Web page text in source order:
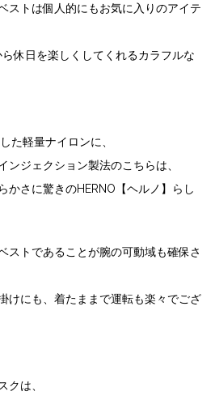
ストは個人的にもお気に入りのアイテ
休日を楽しくしてくれるカラフルな
た軽量ナイロンに、
ンジェクション製法のこちらは、
かさに驚きのHERNO【ヘルノ】らし
ストであることが腕の可動域も確保さ
けにも、着たままで運転も楽々でござ
クは、